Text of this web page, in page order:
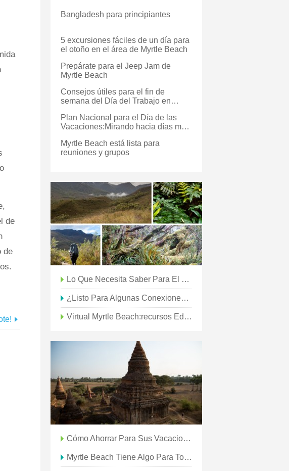
de
de
Bangladesh para principiantes
5 excursiones fáciles de un día para
el otoño en el área de Myrtle Beach
Prepárate para el Jeep Jam de
Myrtle Beach
Consejos útiles para el fin de
semana del Día del Trabajo en
Plan Nacional para el Día de las
Vacaciones:Mirando hacia días más
Myrtle Beach está lista para
reuniones y grupos
Lo Que Necesita Saber Para El Fin De Semana Conmemorativo De 2020
¿Listo Para Algunas Conexiones Musicales Estadounidenses?
Virtual Myrtle Beach:recursos Educativos Para Niños Amantes De La Playa En Casa
Cómo Ahorrar Para Sus Vacaciones
Myrtle Beach Tiene Algo Para Todos